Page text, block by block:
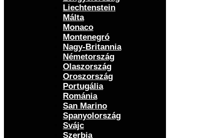
Liechtenstein
Málta
Monaco
Montenegró
Nagy-Britannia
Németország
Olaszország
Oroszország
Portugália
Románia
San Marino
Spanyolország
Svájc
Szerbia